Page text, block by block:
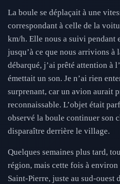
La boule se déplaçait à une
correspondant à celle de la
km/h. Elle nous a suivi pendant
jusqu’à ce que nous arrivions à
débarqué, j’ai prêté attention à
émettait un son. Je n’ai rien
surprenant, car un avion aurait
reconnaissable. L’objet était
observé la boule continuer son
disparaître derrière le village.
Quelques semaines plus tard,
région, mais cette fois à environ
Saint-Pierre, juste au sud-ouest